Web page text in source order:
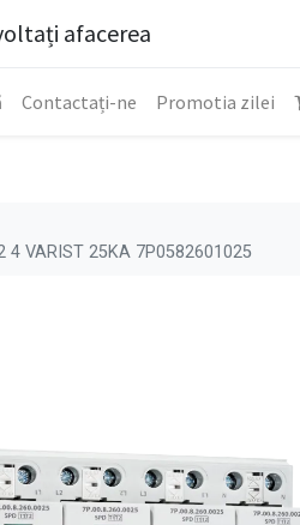
afacerea
Contactați-ne Promotia zilei
4 VARIST 25KA 7P0582601025